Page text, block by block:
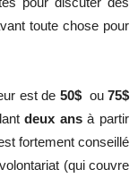
toute chose pour
est de 50$ ou 75$
deux ansà partir
fortement conseillé
(qui couvre